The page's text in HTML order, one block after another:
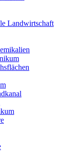
Landwirtschaft